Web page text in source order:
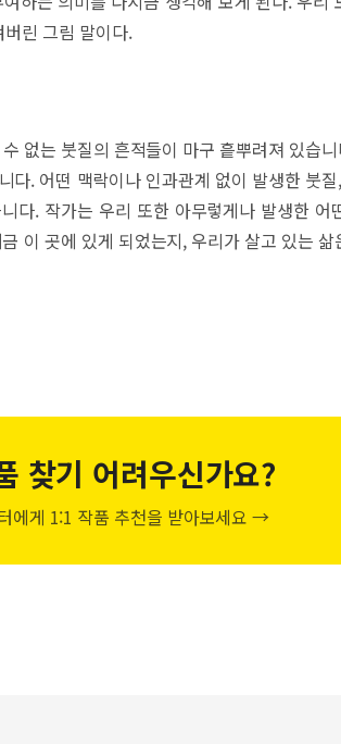
린 그림 말이다.
없는 붓질의 흔적들이 마구 흩뿌려져 있습
다. 어떤 맥락이나 인과관계 없이 발생한 붓
다. 작가는 우리 또한 아무렇게나 발생한 어
이 곳에 있게 되었는지, 우리가 살고 있는
찾기 어려우신가요?
에게 1:1 작품 추천을 받아보세요 →